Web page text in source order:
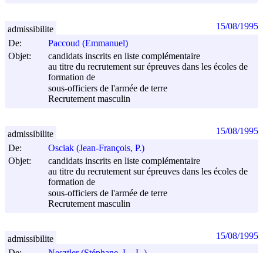
De:
Paccoud (Emmanuel)
Objet:
candidats inscrits en liste complémentaire
au titre du recrutement sur épreuves dans les écoles de
formation de
sous-officiers de l'armée de terre
Recrutement masculin
admissibilite 15/08/1995
De:
Osciak (Jean-François, P.)
Objet:
candidats inscrits en liste complémentaire
au titre du recrutement sur épreuves dans les écoles de
formation de
sous-officiers de l'armée de terre
Recrutement masculin
admissibilite 15/08/1995
admissibilite 15/08/1995